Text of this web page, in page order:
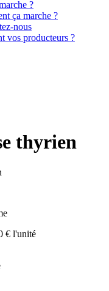
?
ça marche ?
nous
vos producteurs ?
thyrien
€ l'unité